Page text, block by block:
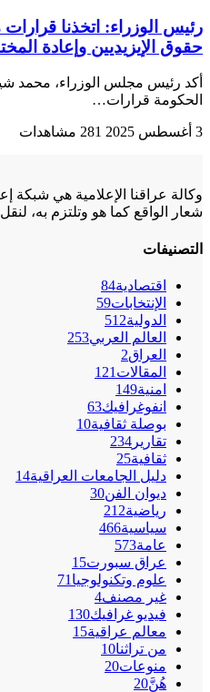
رئيس الوزراء: اتخذنا
حقوق الإيزيديين وإعادة
أكد رئيس مجلس الوزراء، محمد
الحكومة قرارات…
3 أغسطس 2025 281 مشاهدات
وكالة عراقنا الإعلامية هي شبكة
شعار الواقع كما هو وتلتزم به،
التصنيفات
اقتصادية84
الإنتخابات59
الدولية512
العالم العربي253
العراق2
المقالات 121
امنية149
انفوغرافيك63
بوصلة ثقافية10
تقارير 234
ثقافية25
دليل الجامعات العراقية14
ديوان الفن30
رياضية212
سياسية466
عامة573
عراق سبورت15
علوم وتكنولوجيا 71
غير مصنف4
فيديو غرافيك130
معالم عراقية15
من تراثنا10
منوعات20
هُنَّ20